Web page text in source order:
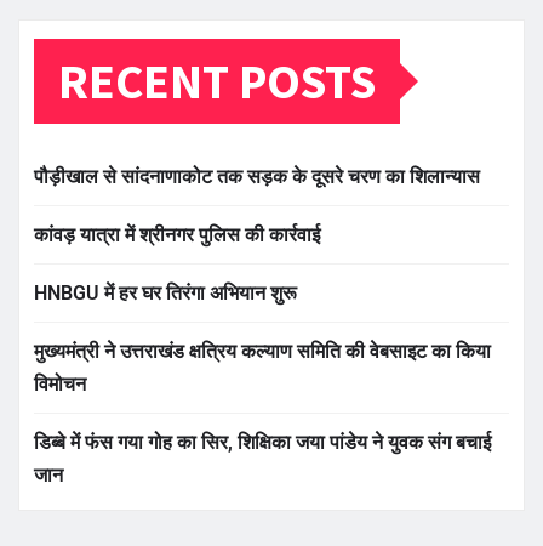
RECENT POSTS
पौड़ीखाल से सांदनाणाकोट तक सड़क के दूसरे चरण का शिलान्यास
कांवड़ यात्रा में श्रीनगर पुलिस की कार्रवाई
HNBGU में हर घर तिरंगा अभियान शुरू
मुख्यमंत्री ने उत्तराखंड क्षत्रिय कल्याण समिति की वेबसाइट का किया
विमोचन
डिब्बे में फंस गया गोह का सिर, शिक्षिका जया पांडेय ने युवक संग बचाई
जान